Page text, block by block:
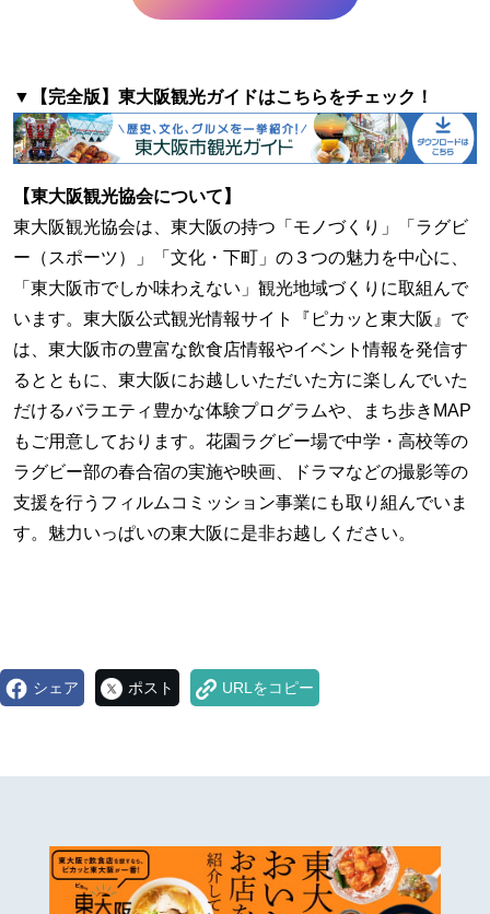
▼【完全版】東大阪観光ガイドはこちらをチェック！
【東大阪観光協会について】
東大阪観光協会は、東大阪の持つ「モノづくり」「ラグビ
ー（スポーツ）」「文化・下町」の３つの魅力を中心に、
「東大阪市でしか味わえない」観光地域づくりに取組んで
います。東大阪公式観光情報サイト『ピカッと東大阪』で
は、東大阪市の豊富な飲食店情報やイベント情報を発信す
るとともに、東大阪にお越しいただいた方に楽しんでいた
だけるバラエティ豊かな体験プログラムや、まち歩きMAP
もご用意しております。花園ラグビー場で中学・高校等の
ラグビー部の春合宿の実施や映画、ドラマなどの撮影等の
支援を行うフィルムコミッション事業にも取り組んでいま
す。魅力いっぱいの東大阪に是非お越しください。
シェア ポスト URLをコピー